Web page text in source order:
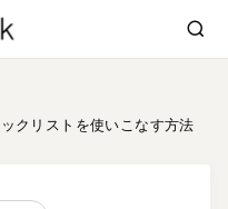
クリストを使いこなす方法